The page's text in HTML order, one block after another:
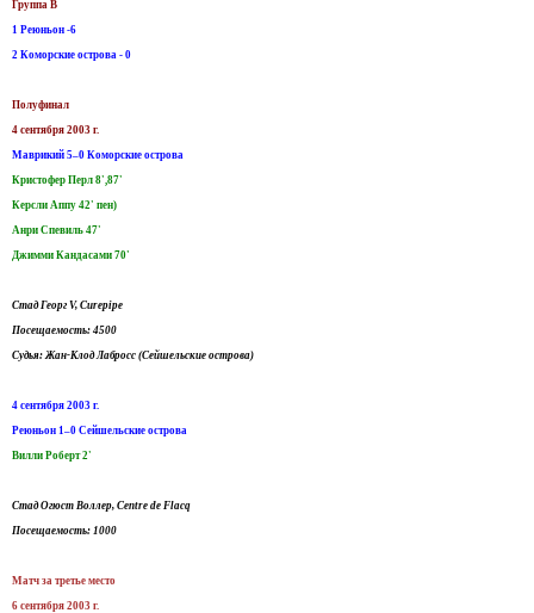
Группа B
1 Реюньон -6
2 Коморские острова - 0
Полуфинал
4 сентября 2003 г.
Маврикий 5–0 Коморские острова
Кристофер Перл 8',87'
Керсли Аппу 42' пен)
Анри Спевиль 47'
Джимми Кандасами 70'
Стад Георг V, Curepipe
Посещаемость: 4500
Судья: Жан-Клод Лабросс (Сейшельские острова)
4 сентября 2003 г.
Реюньон 1–0 Сейшельские острова
Вилли Роберт 2'
Стад Огюст Воллер, Centre de Flacq
Посещаемость: 1000
Матч за третье место
6 сентября 2003 г.